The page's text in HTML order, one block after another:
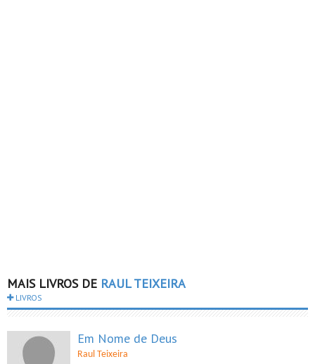
MAIS LIVROS DE RAUL TEIXEIRA
LIVROS
Em Nome de Deus
Raul Teixeira